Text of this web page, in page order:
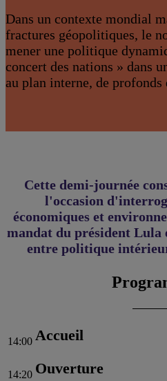
Dans un contexte mondial marqué par de multiples
fractures géopolitiques, le
mener une politique
concert des nations » dans
au plan interne, de profonds
Cette demi-journée consacrée au Brésil sera
l'occasion
économiques et
mandat du président Lula
entre politique
14:00 Accueil
14:20 Ouverture